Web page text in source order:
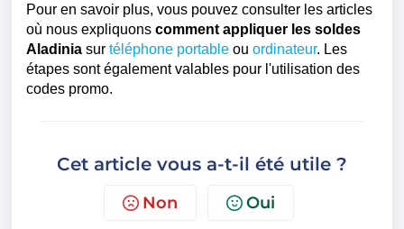
Pour en savoir plus, vous pouvez consulter les articles
où nous expliquons comment appliquer les soldes
Aladinia sur téléphone portable ou ordinateur. Les
étapes sont également valables pour l'utilisation des
codes promo.
Cet article vous a-t-il été utile ?
Non Oui